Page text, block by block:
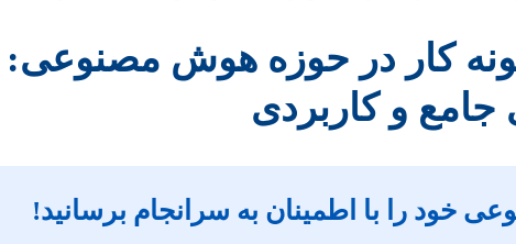
کار در حوزه هوش مصنوعی:
جامع و کاربردی
خود را با اطمینان به سرانجام برسانید!